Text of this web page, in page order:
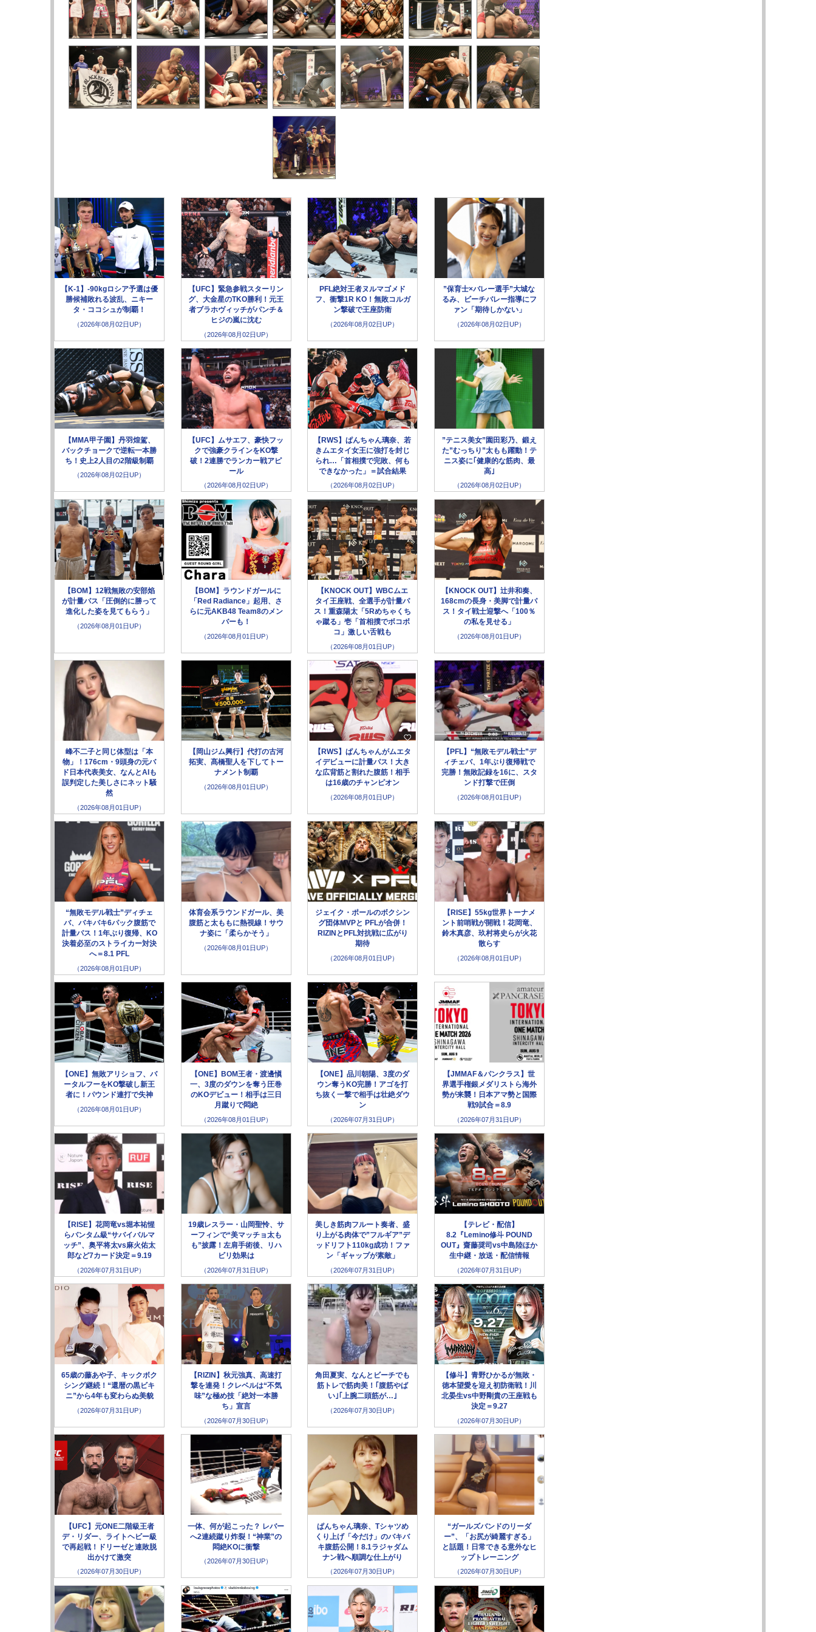
【K-1】-90kgロシア予選は優
勝候補敗れる波乱、ニキー
タ・ココシュが制覇！
（2026年08月02日UP）
【UFC】緊急参戦スターリン
グ、大金星のTKO勝利！元王
者ブラホヴィッチがパンチ＆
ヒジの嵐に沈む
（2026年08月02日UP）
PFL絶対王者ヌルマゴメド
フ、衝撃1R KO！無敗コルガ
ン撃破で王座防衛
（2026年08月02日UP）
”保育士×バレー選手”大城な
るみ、ビーチバレー指導にフ
ァン「期待しかない」
（2026年08月02日UP）
【MMA甲子園】丹羽煌駕、
バックチョークで逆転一本勝
ち！史上2人目の2階級制覇
（2026年08月02日UP）
【UFC】ムサエフ、豪快フッ
クで強豪クラインをKO撃
破！2連勝でランカー戦アピ
ール
（2026年08月02日UP）
【RWS】ぱんちゃん璃奈、若
きムエタイ女王に強打を封じ
られ…「首相撲で完敗、何も
できなかった」＝試合結果
（2026年08月02日UP）
”テニス美女”園田彩乃、鍛え
た”むっちり”太もも躍動！テ
ニス姿に｢健康的な筋肉、最
高｣
（2026年08月02日UP）
【BOM】12戦無敗の安部焰
が計量パス「圧倒的に勝って
進化した姿を見てもらう」
（2026年08月01日UP）
【BOM】ラウンドガールに
「Red Radiance」起用、さ
らに元AKB48 Team8のメン
バーも！
（2026年08月01日UP）
【KNOCK OUT】WBCムエ
タイ王座戦、全選手が計量パ
ス！重森陽太「5Rめちゃくち
ゃ蹴る」壱「首相撲でボコボ
コ」激しい舌戦も
（2026年08月01日UP）
【KNOCK OUT】辻井和奏、
168cmの長身・美脚で計量パ
ス！タイ戦士迎撃へ「100％
の私を見せる」
（2026年08月01日UP）
峰不二子と同じ体型は「本
物」！176cm・9頭身の元バ
ド日本代表美女、なんとAIも
誤判定した美しさにネット騒
然
（2026年08月01日UP）
【岡山ジム興行】代打の古河
拓実、髙橋聖人を下してトー
ナメント制覇
（2026年08月01日UP）
【RWS】ぱんちゃんがムエタ
イデビューに計量パス！大き
な広背筋と割れた腹筋！相手
は16歳のチャンピオン
（2026年08月01日UP）
【PFL】“無敗モデル戦士”デ
ィチェバ、1年ぶり復帰戦で
完勝！無敗記録を16に、スタ
ンド打撃で圧倒
（2026年08月01日UP）
“無敗モデル戦士”ディチェ
バ、バキバキ6パック腹筋で
計量パス！1年ぶり復帰、KO
決着必至のストライカー対決
へ＝8.1 PFL
（2026年08月01日UP）
体育会系ラウンドガール、美
腹筋と太ももに熱視線！サウ
ナ姿に「柔らかそう」
（2026年08月01日UP）
ジェイク・ポールのボクシン
グ団体MVPと PFLが合併！
RIZINとPFL対抗戦に広がり
期待
（2026年08月01日UP）
【RISE】55kg世界トーナメ
ント前哨戦が開戦！花岡竜、
鈴木真彦、玖村将史らが火花
散らす
（2026年08月01日UP）
【ONE】無敗アリショフ、バ
ータルフーをKO撃破し新王
者に！パウンド連打で失神
（2026年08月01日UP）
【ONE】BOM王者・渡邊愼
一、3度のダウンを奪う圧巻
のKOデビュー！相手は三日
月蹴りで悶絶
（2026年08月01日UP）
【ONE】品川朝陽、3度のダ
ウン奪うKO完勝！アゴを打
ち抜く一撃で相手は壮絶ダウ
ン
（2026年07月31日UP）
【JMMAF＆パンクラス】世
界選手権銀メダリストら海外
勢が来襲！日本アマ勢と国際
戦9試合＝8.9
（2026年07月31日UP）
【RISE】花岡竜vs堀本祐惺
らバンタム級“サバイバルマ
ッチ”、奥平将太vs麻火佑太
郎など7カード決定＝9.19
（2026年07月31日UP）
19歳レスラー・山岡聖怜、サ
ーフィンで“美マッチョ太も
も”披露！左肩手術後、リハ
ビリ効果は
（2026年07月31日UP）
美しき筋肉フルート奏者、盛
り上がる肉体で”フルギア”デ
ッドリフト110kg成功！ファ
ン「ギャップが素敵」
（2026年07月31日UP）
【テレビ・配信】
8.2『Lemino修斗 POUND
OUT』齋藤奨司vs中島陸ほか
生中継・放送・配信情報
（2026年07月31日UP）
65歳の藤あや子、キックボク
シング継続！“還暦の黒ビキ
ニ”から4年も変わらぬ美貌
（2026年07月31日UP）
【RIZIN】秋元強真、高速打
撃を連発！クレベルは“不気
味”な極め技「絶対一本勝
ち」宣言
（2026年07月30日UP）
角田夏実、なんとビーチでも
筋トレで筋肉美！｢腹筋やば
い｣｢上腕二頭筋が…｣
（2026年07月30日UP）
【修斗】青野ひかるが無敗・
徳本望愛を迎え初防衛戦！川
北晏生vs中野剛貴の王座戦も
決定＝9.27
（2026年07月30日UP）
【UFC】元ONE二階級王者
デ・リダー、ライトヘビー級
で再起戦！ドリーゼと連敗脱
出かけて激突
（2026年07月30日UP）
一体、何が起こった？ レバー
へ2連続蹴り炸裂！“神業”の
悶絶KOに衝撃
（2026年07月30日UP）
ぱんちゃん璃奈、Tシャツめ
くり上げ「今だけ」のバキバ
キ腹筋公開！8.1ラジャダム
ナン戦へ順調な仕上がり
（2026年07月30日UP）
“ガールズバンドのリーダ
ー”、「お尻が綺麗すぎる」
と話題！日常できる意外なヒ
ップトレーニング
（2026年07月30日UP）